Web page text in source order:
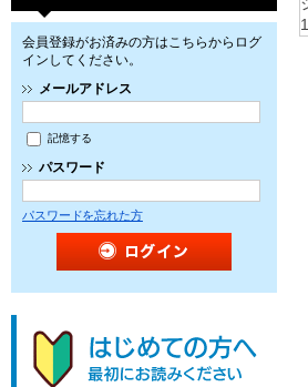
会員登録がお済みの方はこちらからログ
インしてください。
メールアドレス
記憶する
パスワード
パスワードを忘れた方